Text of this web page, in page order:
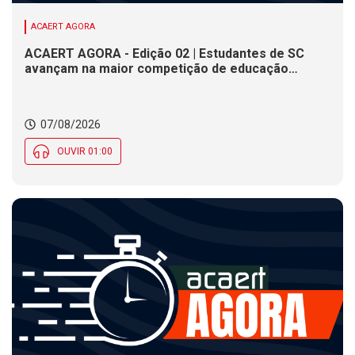
ACAERT AGORA
ACAERT AGORA - Edição 02 | Estudantes de SC
avançam na maior competição de educação
Social nesta sexta (7)
07/08/2026
OUVIR 01:00